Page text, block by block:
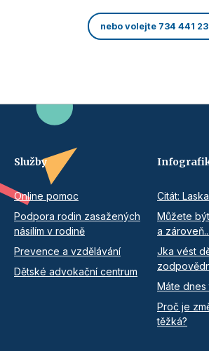
nebo volejte 734 441
Služby
Online pomoc
Podpora rodin zasažených
násilím v rodině
Prevence a vzdělávání
Dětské advokační centrum
Citát:
Můžete
a zároveň...
Jka vést
Máte dnes
Proč je
těžká?